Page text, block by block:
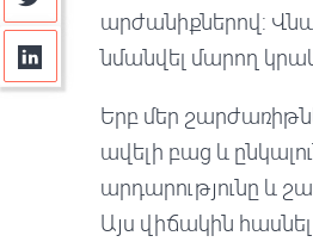
արժանիքներով:
նմանվել մարող
Երբ մեր
ավելի բաց և
արդարությունը և
Այս վիճակին